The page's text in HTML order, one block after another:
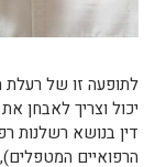
לתופעה זו של רעלת
יכול וצריך לאבחן
דין בנושא רשלנות
הרפואיים